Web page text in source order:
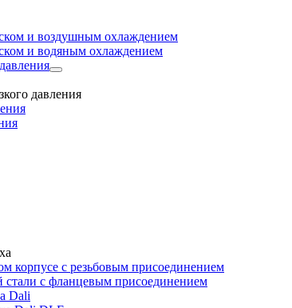
и воздушным охлаждением
и водяным охлаждением
давления
корпусе с резьбовым присоединением
стали с фланцевым присоединением
Dali